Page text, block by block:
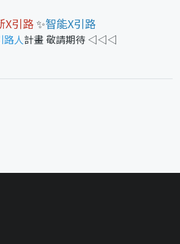
X引路✨智能X引路
路人計畫 敬請期待 ◁◁◁